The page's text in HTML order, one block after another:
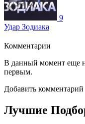
9
Удар Зодиака
Комментарии
В данный момент еще
первым.
Добавить комментарий
Лучшие